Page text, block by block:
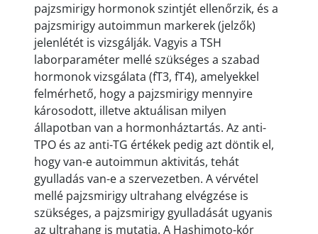
pajzsmirigy hormonok szintjét ellenőrzik, és a
pajzsmirigy autoimmun markerek (jelzők)
jelenlétét is vizsgálják. Vagyis a TSH
laborparaméter mellé szükséges a szabad
hormonok vizsgálata (fT3, fT4), amelyekkel
felmérhető, hogy a pajzsmirigy mennyire
károsodott, illetve aktuálisan milyen
állapotban van a hormonháztartás. Az anti-
TPO és az anti-TG értékek pedig azt döntik el,
hogy van-e autoimmun aktivitás, tehát
gyulladás van-e a szervezetben. A vérvétel
mellé pajzsmirigy ultrahang elvégzése is
szükséges, a pajzsmirigy gyulladását ugyanis
az ultrahang is mutatja. A Hashimoto-kór